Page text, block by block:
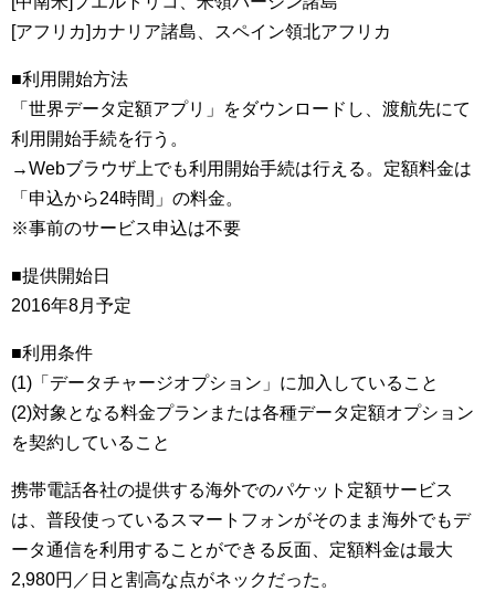
[アフリカ]カナリア諸島、スペイン領北アフリカ
■利用開始方法
「世界データ定額アプリ」をダウンロードし、渡航先にて
利用開始手続を行う。
→Webブラウザ上でも利用開始手続は行える。定額料金は
「申込から24時間」の料金。
※事前のサービス申込は不要
■提供開始日
2016年8月予定
■利用条件
(1)「データチャージオプション」に加入していること
(2)対象となる料金プランまたは各種データ定額オプション
を契約していること
携帯電話各社の提供する海外でのパケット定額サービス
は、普段使っているスマートフォンがそのまま海外でもデ
ータ通信を利用することができる反面、定額料金は最大
2,980円／日と割高な点がネックだった。